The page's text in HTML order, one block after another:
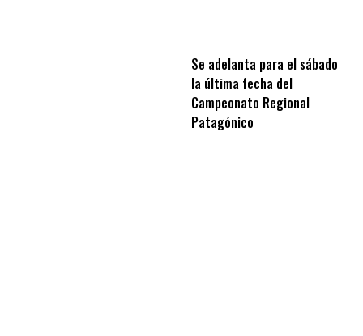
Se adelanta para el sábado
la última fecha del
Campeonato Regional
Patagónico